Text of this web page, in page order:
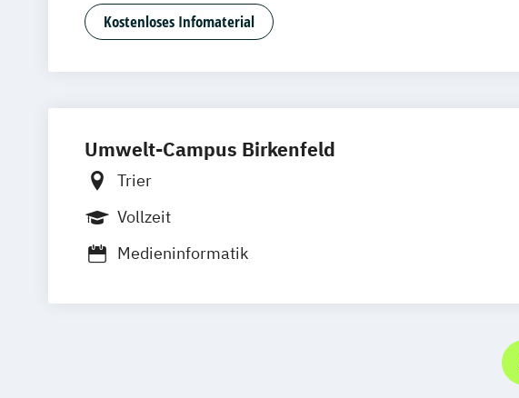
Friedrichshafen Klagenfurt
Würzburg Chemnitz
Mediendesign
Medieninformatik
Medienmanagement
Kostenloses Infomaterial
Umwelt-Campus Birkenfeld
Trier
Vollzeit
Medieninformatik